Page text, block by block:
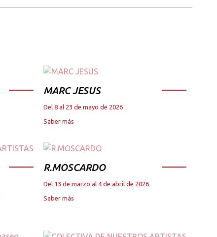
MARC JESUS
Del 8 al 23 de mayo de 2026
Saber más
R.MOSCARDO
Del 13 de marzo al 4 de abril de 2026
Saber más